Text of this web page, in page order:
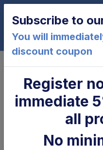
BC1500S2-
Subscribe to
You will
discount coupon
Register
immediate
all
No